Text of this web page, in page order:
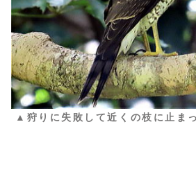
▲狩りに失敗して近くの枝に止ま